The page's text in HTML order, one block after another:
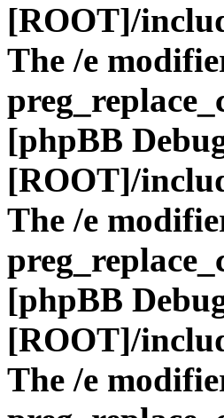
[ROOT]/
The /e
[phpBB
[ROOT]/
The /e
[phpBB
[ROOT]/
The /e